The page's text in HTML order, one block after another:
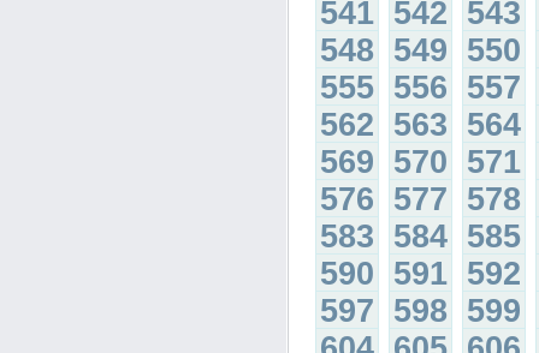
541 542 543
548 549 550
555 556 557
562 563 564
569 570 571
576 577 578
583 584 585
590 591 592
597 598 599